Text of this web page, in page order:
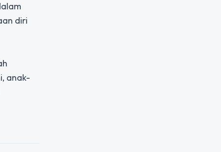
diri
anak-